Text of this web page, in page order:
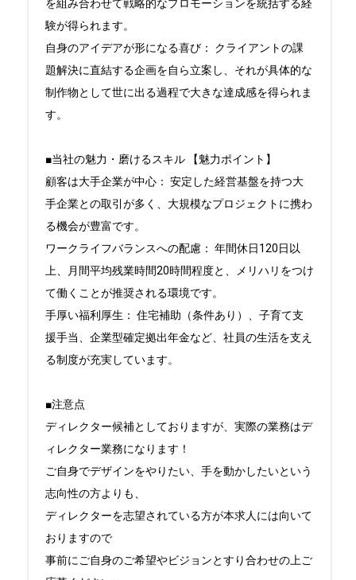
を組み合わせて戦略的なプロモーションを統括する経
験が得られます。
自身のアイデアが形になる喜び： クライアントの課
題解決に直結する企画を自ら立案し、それが具体的な
制作物として世に出る過程で大きな達成感を得られま
す。
■当社の魅力・磨けるスキル 【魅力ポイント】
顧客は大手企業が中心： 安定した経営基盤を持つ大
手企業との取引が多く、大規模なプロジェクトに携わ
る機会が豊富です。
ワークライフバランスへの配慮： 年間休日120日以
上、月間平均残業時間20時間程度と、メリハリをつけ
て働くことが推奨される環境です。
手厚い福利厚生： 住宅補助（条件あり）、子育て支
援手当、企業型確定拠出年金など、社員の生活を支え
る制度が充実しています。
■注意点
ディレクター候補としておりますが、実際の業務はデ
ィレクター業務になります！
ご自身でデザインをやりたい、手を動かしたいという
志向性の方よりも、
ディレクターを志望されている方が本求人には向いて
おりますので
事前にご自身のご希望やビジョンとすり合わせの上ご